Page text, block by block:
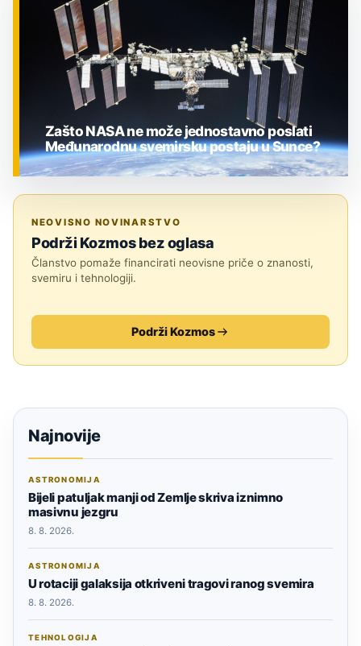
Zašto NASA ne može jednostavno poslati
Međunarodnu svemirsku postaju u Sunce?
NEOVISNO NOVINARSTVO
Podrži Kozmos bez oglasa
Članstvo pomaže financirati neovisne priče o znanosti,
svemiru i tehnologiji.
Podrži Kozmos
Najnovije
ASTRONOMIJA
Bijeli patuljak manji od Zemlje skriva iznimno
masivnu jezgru
8. 8. 2026.
ASTRONOMIJA
U rotaciji galaksija otkriveni tragovi ranog svemira
8. 8. 2026.
TEHNOLOGIJA